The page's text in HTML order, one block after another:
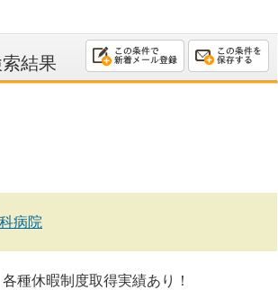
結果
病院
休暇制度取得実績あり！